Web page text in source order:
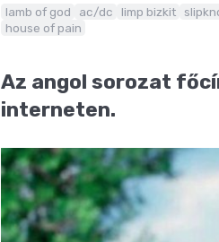
lamb of god ac/dc limp bizkit
house of pain
Az angol sorozat
interneten.